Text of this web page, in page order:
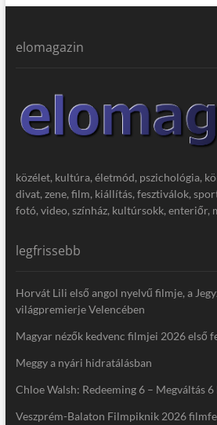
elomagazin
közélet, kultúra, életmód, pszichológia,
divat, zene, film, kiállítás, fesztiválok,
fotó, video, színház, kultúrsokk, enteriőr,
legfrissebb
Horvát Lili első angol nyelvű filmje, a
világpremierje Velencében
Magyar nézők kedvenc filmjei 2026 első
Meggy a nyári hidratálásban
Chloe Walsh: Redeeming 6 – Megváltás
Veszprém-Balaton Filmpiknik 2026